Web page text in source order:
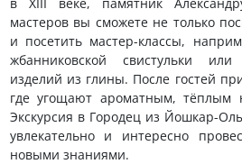
мастеров вы сможете не только
и посетить мастер-классы,
жбанниковской свистульки
изделий из глины. После гостей
где угощают ароматным, тёплым
Экскурсия в Городец из Йошкар-
увлекательно и интересно
новыми знаниями.